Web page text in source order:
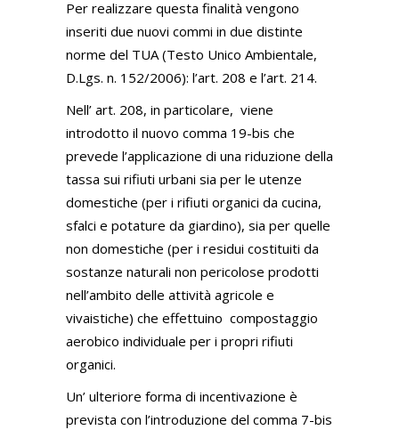
Per realizzare questa finalità vengono
inseriti due nuovi commi in due distinte
norme del TUA (Testo Unico Ambientale,
D.Lgs. n. 152/2006): l’art. 208 e l’art. 214.
Nell’ art. 208, in particolare, viene
introdotto il nuovo comma 19-bis che
prevede l’applicazione di una riduzione della
tassa sui rifiuti urbani sia per le utenze
domestiche (per i rifiuti organici da cucina,
sfalci e potature da giardino), sia per quelle
non domestiche (per i residui costituiti da
sostanze naturali non pericolose prodotti
nell’ambito delle attività agricole e
vivaistiche) che effettuino compostaggio
aerobico individuale per i propri rifiuti
organici.
Un’ ulteriore forma di incentivazione è
prevista con l’introduzione del comma 7-bis